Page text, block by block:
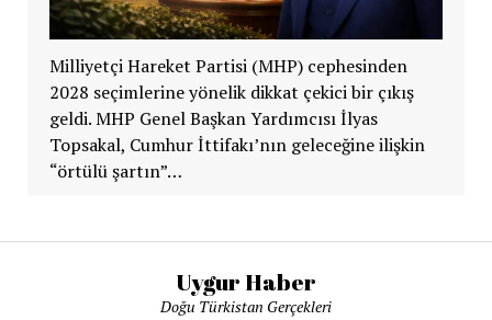
Milliyetçi Hareket Partisi (MHP) cephesinden
2028 seçimlerine yönelik dikkat çekici bir çıkış
geldi. MHP Genel Başkan Yardımcısı İlyas
Topsakal, Cumhur İttifakı’nın geleceğine ilişkin
“örtülü şartın”…
Uygur Haber
Doğu Türkistan Gerçekleri